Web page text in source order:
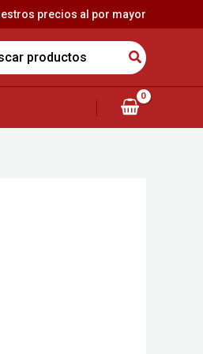
precios al por mayor